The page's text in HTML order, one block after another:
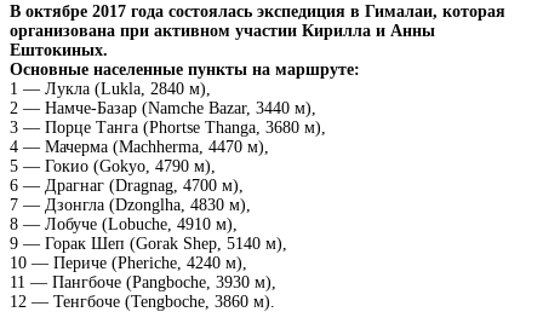
В октябре 2017 года состоялась экспедиция в Гималаи, которая
организована при активном участии Кирилла и Анны
Ештокиных.
Основные населенные пункты на маршруте:
1 — Лукла (Lukla, 2840 м),
2 — Намче-Базар (Namche Bazar, 3440 м),
3 — Порце Танга (Phortse Thanga, 3680 м),
4 — Мачерма (Machherma, 4470 м),
5 — Гокио (Gokyo, 4790 м),
6 — Драгнаг (Dragnag, 4700 м),
7 — Дзонгла (Dzonglha, 4830 м),
8 — Лобуче (Lobuche, 4910 м),
9 — Горак Шеп (Gorak Shep, 5140 м),
10 — Периче (Pheriche, 4240 м),
11 — Пангбоче (Pangboche, 3930 м),
12 — Тенгбоче (Tengboche, 3860 м).